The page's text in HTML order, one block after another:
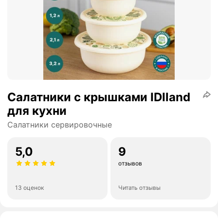
Салатники с крышками IDIland
для кухни
Салатники сервировочные
5,0
13 оценок
9
отзывов
Читать отзывы